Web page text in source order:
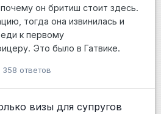
он бритиш стоит здесь.
тогда она извинилась и
к первому
Это было в Гатвике.
358 ответов
визы для супругов